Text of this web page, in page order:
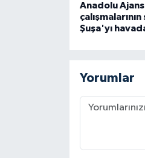
Anadolu
Şuşa'yı
Yorumlar